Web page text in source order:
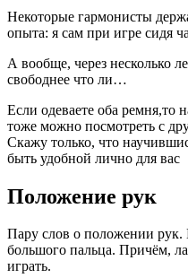
Некоторые гармонисты
опыта: я сам при игре сидя
А вообще, через несколько
свободнее что ли…
Если одеваете оба ремня,то
тоже можно посмотреть с
Скажу только, что
быть удобной лично для вас
Положение рук
Пару слов о положении рук.
большого пальца. Причём,
играть.